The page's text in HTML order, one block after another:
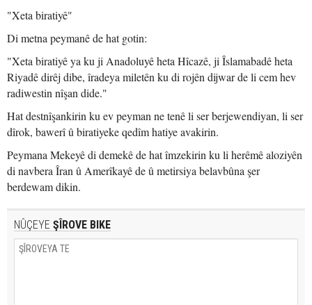
"Xeta biratiyê"
Di metna peymanê de hat gotin:
"Xeta biratiyê ya ku ji Anadoluyê heta Hîcazê, ji Îslamabadê heta
Riyadê dirêj dibe, îradeya miletên ku di rojên dijwar de li cem hev
radiwestin nîşan dide."
Hat destnîşankirin ku ev peyman ne tenê li ser berjewendiyan, li ser
dîrok, bawerî û biratiyeke qedîm hatiye avakirin.
Peymana Mekeyê di demekê de hat îmzekirin ku li herêmê aloziyên
di navbera Îran û Amerîkayê de û metirsiya belavbûna şer
berdewam dikin.
NÛÇEYE ŞÎROVE BIKE